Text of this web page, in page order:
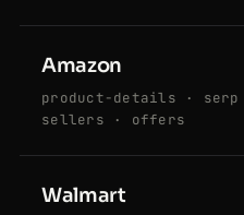
Amazon
product-details ·
sellers · offers
Walmart